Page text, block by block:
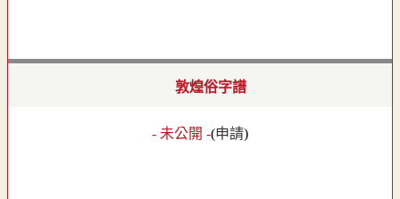
敦煌俗字譜
- 未公開 -(申請)